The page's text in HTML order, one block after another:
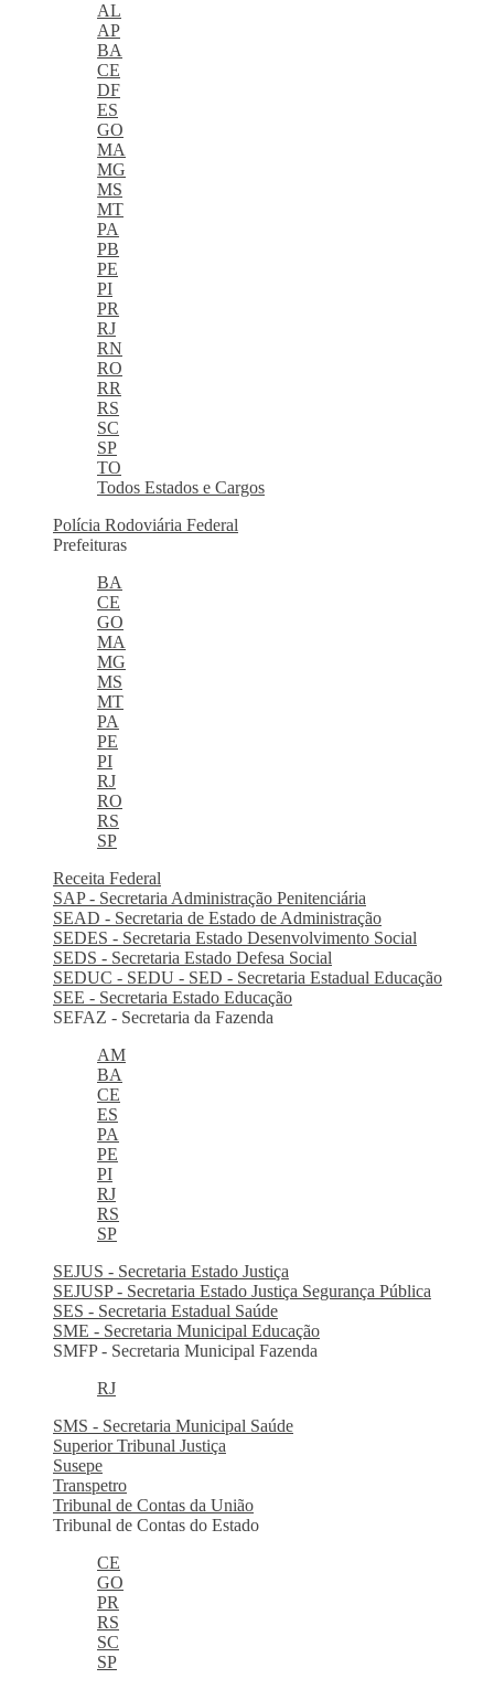
AL
AP
BA
CE
DF
ES
GO
MA
MG
MS
MT
PA
PB
PE
PI
PR
RJ
RN
RO
RR
RS
SC
SP
TO
Todos Estados e Cargos
Polícia Rodoviária Federal
Prefeituras
BA
CE
GO
MA
MG
MS
MT
PA
PE
PI
RJ
RO
RS
SP
Receita Federal
SAP - Secretaria Administração Penitenciária
SEAD - Secretaria de Estado de Administração
SEDES - Secretaria Estado Desenvolvimento Social
SEDS - Secretaria Estado Defesa Social
SEDUC - SEDU - SED - Secretaria Estadual Educação
SEE - Secretaria Estado Educação
SEFAZ - Secretaria da Fazenda
AM
BA
CE
ES
PA
PE
PI
RJ
RS
SP
SEJUS - Secretaria Estado Justiça
SEJUSP - Secretaria Estado Justiça Segurança Pública
SES - Secretaria Estadual Saúde
SME - Secretaria Municipal Educação
SMFP - Secretaria Municipal Fazenda
RJ
SMS - Secretaria Municipal Saúde
Superior Tribunal Justiça
Susepe
Transpetro
Tribunal de Contas da União
Tribunal de Contas do Estado
CE
GO
PR
RS
SC
SP